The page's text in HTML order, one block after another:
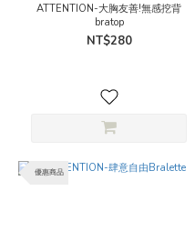
ATTENTION-大胸友善!無感挖背
bratop
NT$280
優惠商品